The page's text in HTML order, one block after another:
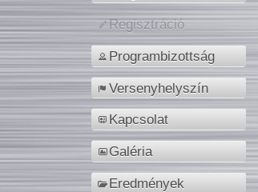
Regisztráció
Programbizottság
Versenyhelyszín
Kapcsolat
Galéria
Eredmények